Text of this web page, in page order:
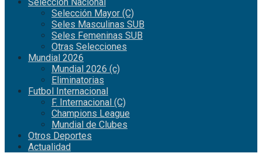
Selección Mayor (C)
Seles Masculinas SUB
Seles Femeninas SUB
Otras Selecciones
Mundial 2026
Mundial 2026 (c)
Eliminatorias
Futbol Internacional
F. Internacional (C)
Champions League
Mundial de Clubes
Otros Deportes
Actualidad